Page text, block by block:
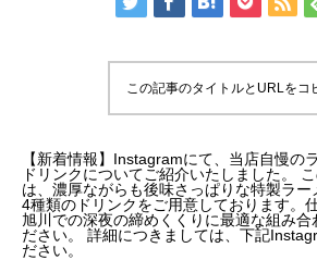
この記事のタイトルとURLをコ
【新着情報】Instagramにて、当店自慢の
ドリンクについてご紹介いたしました。
は、濃厚ながらも後味さっぱりな特製ラ
4種類のドリンクをご用意しております。
旭川での深夜の締めくくりに最適な組み合
ださい。 詳細につきましては、下記
ださい。